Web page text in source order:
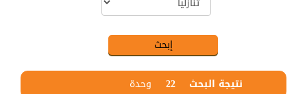
نتيجة البحث 22 وحدة